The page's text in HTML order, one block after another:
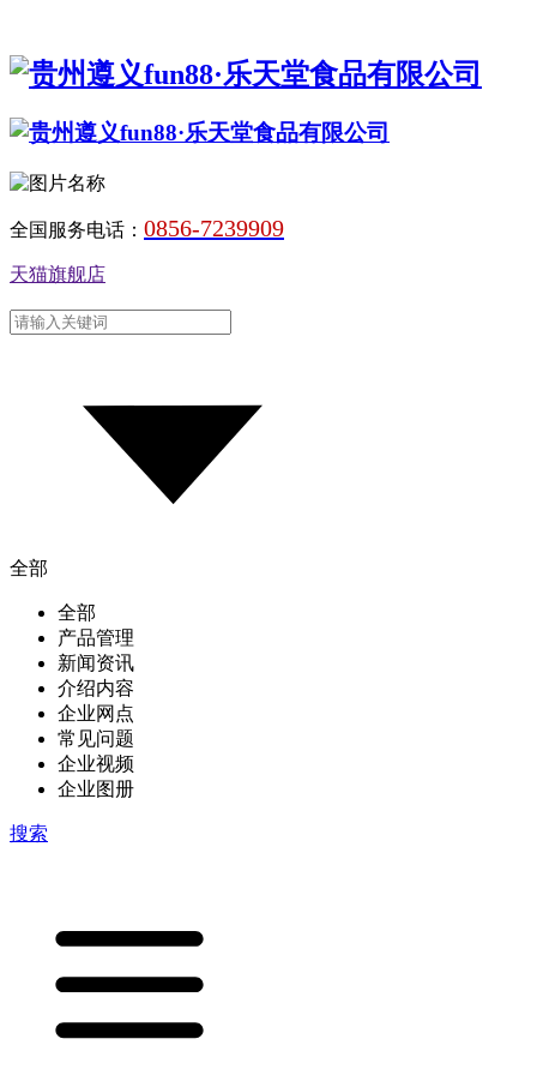
全国服务电话： 0856-7239909
天猫旗舰店
全部
全部
产品管理
新闻资讯
介绍内容
企业网点
常见问题
企业视频
企业图册
搜索